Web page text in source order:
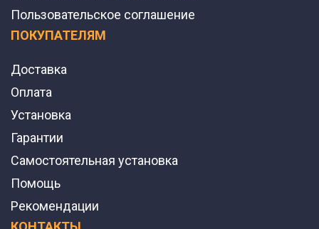
Пользовательское соглашение
ПОКУПАТЕЛЯМ
Доставка
Оплата
Установка
Гарантии
Самостоятельная установка
Помощь
Рекомендации